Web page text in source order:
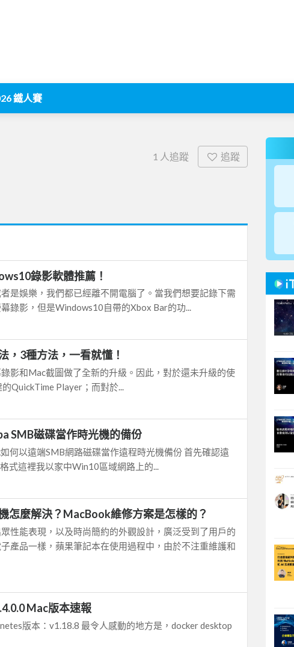
鐵人賽
1 人追蹤 追蹤
錄影軟體推薦！
是娛樂，我們都已經離不開電腦了。當我們想要記錄下需
錄影，但是Windows10自帶的Xbox Bar的功...
，3種方法，一看就懂！
影和Mac截圖做了全新的升級。因此，對於還未升級的使
QuickTime Player；而對於...
SMB磁碟當作時光機的備份
何以遠端SMB網路磁碟當作遠程時光機備份 首先確認遠
式這裡我以家中Win10區域網路上的...
怎麼解決？MacBook維修方案是怎樣的？
性能表現，以及時尚簡約的外觀設計，廣泛受到了用戶的
產品一樣，蘋果筆記本在使用過程中，由於不注重維護和
Mac版本速報
版本：v1.18.8 最令人感動的地方是，docker desktop